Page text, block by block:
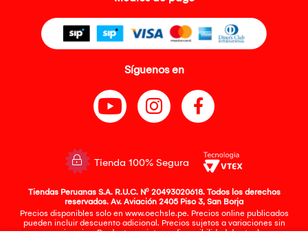
Síguenos en
Tienda 100% Segura
Tiendas Peruanas S.A. R.U.C. Nº 20493020618. Todos los derechos
reservados. Av. Aviación 2405 Piso 3, San Borja
Precios disponibles solo en www.oechsle.pe. Precios online publicados
pueden incluir descuento adicional. Precios sujetos a variaciones sin
previo aviso. Productos sujetos a disponibilidad de stock